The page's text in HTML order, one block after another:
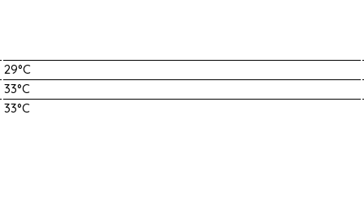
29°C
33°C
33°C